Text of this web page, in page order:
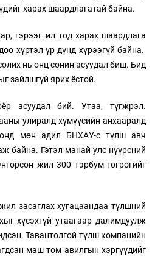
харах шаардлагатай байна.
гэрээг ил тод харах шаардлага
хүртэл үр дүнд хүрээгүй байна.
нь онц сонин асуудал биш. Бид
зайлшгүй ярих ёстой.
асуудал бий. Утаа, түгжрэл.
улиралд хүмүүсийн анхааралд
онд мөн адил БНХАУ-с түлш авч
байна. Гэтэл манай улс нүүрсний
жил 300 тэрбум төгрөгийг
засаглах хугацаандаа түлшний
хүсэхгүй утаагаар далимдуулж
Тавантолгой түлш компанийн
маш том авилгын хэргүүдийг